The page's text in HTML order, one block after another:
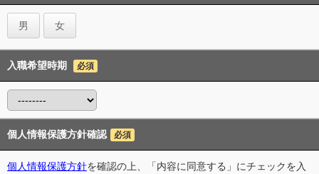
男 女
入職希望時期 必須
個人情報保護方針確認 必須
個人情報保護方針を確認の上、「内容に同意する」にチェックを入